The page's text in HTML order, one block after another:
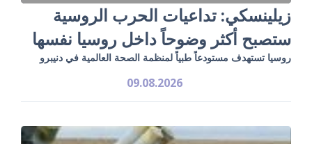
زيلينسكي: تداعيات الحرب الروسية
ستصبح أكثر وضوحاً داخل روسيا نفسها
روسيا تستهدف مستودعاً طبياً لمنظمة الصحة العالمية في دنيبرو
09.08.2026